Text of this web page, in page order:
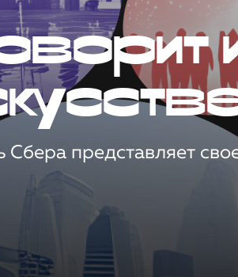
Сбера представляет